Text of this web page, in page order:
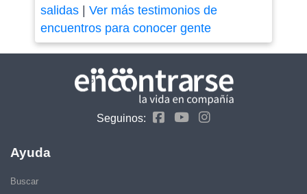
salidas| Ver más testimonios de
encuentros para conocer gente
Seguinos:
Ayuda
Buscar